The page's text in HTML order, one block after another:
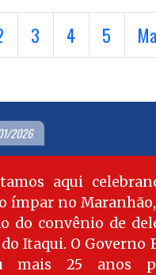
3 4 5
2026
aqui
ímpar no
do convênio de
Itaqui. O Governo
mais 25 anos